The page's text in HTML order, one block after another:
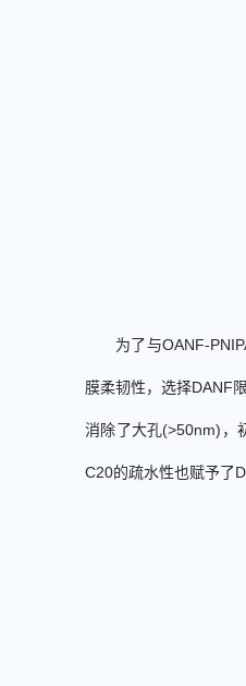
为了与OANF-
膜柔韧性，选择DANF
消除了大孔(>50nm) ，
C20的疏水性也赋予了